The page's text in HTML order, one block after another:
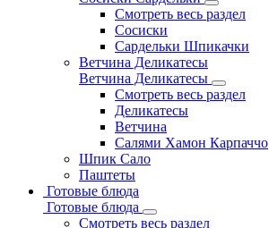
Смотреть весь раздел
Сосиски
Сардельки Шпикачки
Ветчина Деликатесы
Ветчина Деликатесы
Смотреть весь раздел
Деликатесы
Ветчина
Салями Хамон Карпаччо
Шпик Сало
Паштеты
Готовые блюда
Готовые блюда
Смотреть весь раздел